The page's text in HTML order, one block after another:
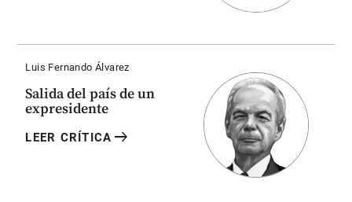
Luis Fernando Álvarez
Salida del país de un
expresidente
LEER CRÍTICA arrow_right_alt